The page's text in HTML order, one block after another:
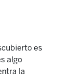
es
algo
la